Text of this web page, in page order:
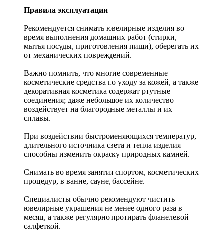
Правила эксплуатации
Рекомендуется снимать ювелирные изделия во
время выполнения домашних работ (стирки,
мытья посуды, приготовления пищи), оберегать их
от механических повреждений.
Важно помнить, что многие современные
косметические средства по уходу за кожей, а также
декоративная косметика содержат ртутные
соединения; даже небольшое их количество
воздействует на благородные металлы и их
сплавы.
При воздействии быстроменяющихся температур,
длительного источника света и тепла изделия
способны изменить окраску природных камней.
Снимать во время занятия спортом, косметических
процедур, в ванне, сауне, бассейне.
Специалисты обычно рекомендуют чистить
ювелирные украшения не менее одного раза в
месяц, а также регулярно протирать фланелевой
салфеткой.